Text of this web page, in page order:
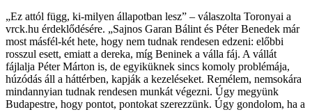
„Ez attól függ, ki-milyen állapotban lesz” – válaszolta Toronyai a
vrck.hu érdeklődésére. „Sajnos Garan Bálint és Péter Benedek már
most másfél-két hete, hogy nem tudnak rendesen edzeni: előbbi
rosszul esett, emiatt a dereka, míg Beninek a válla fáj. A vállát
fájlalja Péter Márton is, de egyiküknek sincs komoly problémája,
húzódás áll a háttérben, kapják a kezeléseket. Remélem, nemsokára
mindannyian tudnak rendesen munkát végezni. Úgy megyünk
Budapestre, hogy pontot, pontokat szerezzünk. Úgy gondolom, ha a